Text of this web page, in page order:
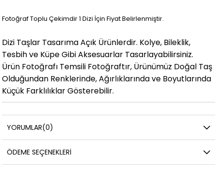
Fotoğraf Toplu Çekimdir 1 Dizi İçin Fiyat Belirlenmiştir.
Dizi Taşlar Tasarıma Açık Ürünlerdir. Kolye, Bileklik,
Tesbih ve Küpe Gibi Aksesuarlar Tasarlayabilirsiniz.
Ürün Fotoğrafı Temsili Fotoğraftır, Ürünümüz Doğal Taş
Olduğundan Renklerinde, Ağırlıklarında ve Boyutlarında
Küçük Farklılıklar Gösterebilir.
YORUMLAR(0)
ÖDEME SEÇENEKLERI